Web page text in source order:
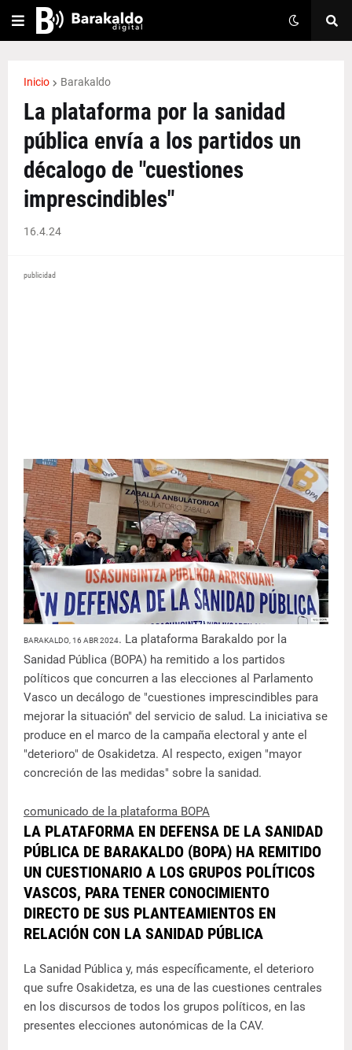
Inicio Barakaldo
La plataforma por la sanidad
pública envía a los partidos un
décalogo de "cuestiones
imprescindibles"
16.4.24
publicidad
BARAKALDO, 16 ABR 2024. La plataforma Barakaldo por la
Sanidad Pública (BOPA) ha remitido a los partidos
políticos que concurren a las elecciones al Parlamento
Vasco un decálogo de "cuestiones imprescindibles para
mejorar la situación" del servicio de salud. La iniciativa se
produce en el marco de la campaña electoral y ante el
"deterioro" de Osakidetza. Al respecto, exigen "mayor
concreción de las medidas" sobre la sanidad.
comunicado de la plataforma BOPA
LA PLATAFORMA EN DEFENSA DE LA SANIDAD
PÚBLICA DE BARAKALDO (BOPA) HA REMITIDO
UN CUESTIONARIO A LOS GRUPOS POLÍTICOS
VASCOS, PARA TENER CONOCIMIENTO
DIRECTO DE SUS PLANTEAMIENTOS EN
RELACIÓN CON LA SANIDAD PÚBLICA
La Sanidad Pública y, más específicamente, el deterioro
que sufre Osakidetza, es una de las cuestiones centrales
en los discursos de todos los grupos políticos, en las
presentes elecciones autonómicas de la CAV.